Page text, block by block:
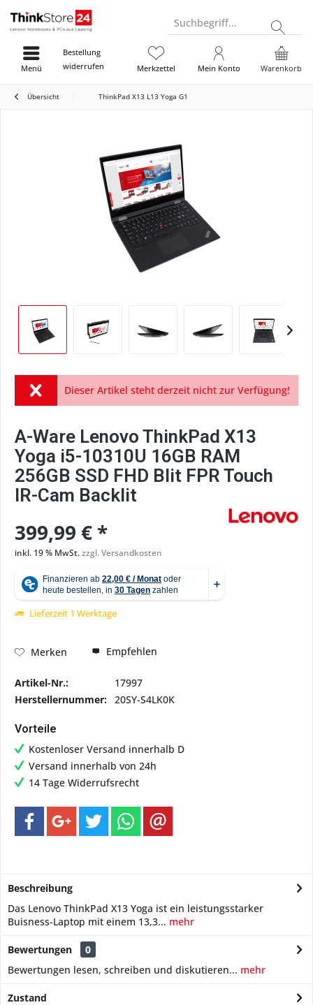
Suchbegriff...
Bestellung
widerrufen
Warenkorb
Merkzettel Mein Konto
Menü
Übersicht ThinkPad X13 L13 Yoga G1
Dieser Artikel steht derzeit nicht zur Verfügung!
A-Ware Lenovo ThinkPad X13
Yoga i5-10310U 16GB RAM
256GB SSD FHD Blit FPR Touch
IR-Cam Backlit
399,99 € *
inkl. 19 % MwSt.zzgl. Versandkosten
Lieferzeit 1 Werktage
Merken Empfehlen
Artikel-Nr.:
17997
Herstellernummer: 20SY-S4LK0K
Vorteile
Kostenloser Versand innerhalb D
Versand innerhalb von 24h
14 Tage Widerrufsrecht
Beschreibung
Das Lenovo ThinkPad X13 Yoga ist ein leistungsstarker
Buisness-Laptop mit einem 13,3... mehr
Bewertungen
0
Bewertungen lesen, schreiben und diskutieren... mehr
Zustand